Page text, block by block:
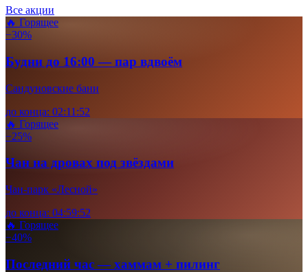
Все акции
🔥 Горящее
−30%
Будни до 16:00 — пар вдвоём
Сандуновские бани
до конца: 02:11 :51
🔥 Горящее
−25%
Чан на дровах под звёздами
Чан-парк «Лесной»
до конца: 04:59:51
🔥 Горящее
−40%
Последний час — хаммам + пилинг